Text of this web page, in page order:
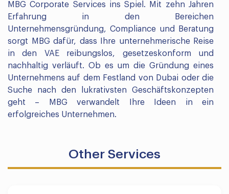
MBG Corporate Services ins Spiel. Mit zehn Jahren
Erfahrung in den Bereichen
Unternehmensgründung, Compliance und Beratung
sorgt MBG dafür, dass Ihre unternehmerische Reise
in den VAE reibungslos, gesetzeskonform und
nachhaltig verläuft. Ob es um die Gründung eines
Unternehmens auf dem Festland von Dubai oder die
Suche nach den lukrativsten Geschäftskonzepten
geht – MBG verwandelt Ihre Ideen in ein
erfolgreiches Unternehmen.
Other Services